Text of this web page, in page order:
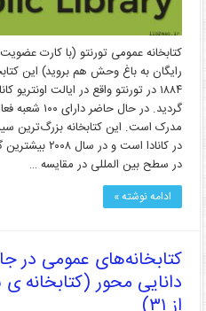
کتابخانه عمومی تورنتو (با کارت عضویت
رایگان به باغ وحش هم بروید) این
۱۸۸۴ در تورنتو واقع در ایالت اونتریو
مدرک است. این کتابخانه بزرگ‌ترین
در کانادا است و در
در سطح بین المللی در مقایسه …
ادامه نوشته »
کتابخانه‌های عمومی در